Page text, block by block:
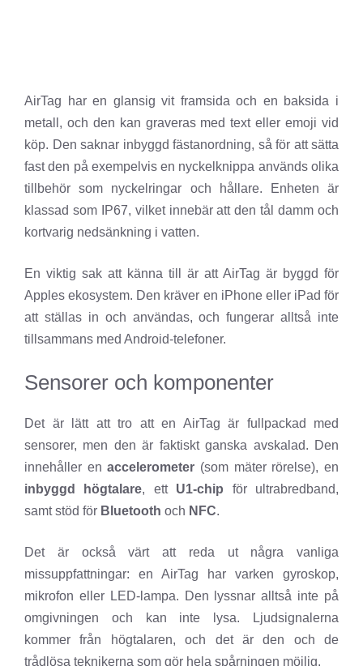
AirTag har en glansig vit framsida och en baksida i
metall, och den kan graveras med text eller emoji vid
köp. Den saknar inbyggd fästanordning, så för att sätta
fast den på exempelvis en nyckelknippa används olika
tillbehör som nyckelringar och hållare. Enheten är
klassad som IP67, vilket innebär att den tål damm och
kortvarig nedsänkning i vatten.
En viktig sak att känna till är att AirTag är byggd för
Apples ekosystem. Den kräver en iPhone eller iPad för
att ställas in och användas, och fungerar alltså inte
tillsammans med Android-telefoner.
Sensorer och komponenter
Det är lätt att tro att en AirTag är fullpackad med
sensorer, men den är faktiskt ganska avskalad. Den
innehåller enaccelerometer (som mäter rörelse), en
inbyggd högtalare, ett U1-chip för ultrabredband,
samt stöd för Bluetooth och NFC.
Det är också värt att reda ut några vanliga
missuppfattningar: en AirTag har varken gyroskop,
mikrofon eller LED-lampa. Den lyssnar alltså inte på
omgivningen och kan inte lysa. Ljudsignalerna
kommer från högtalaren, och det är den och de
trådlösa teknikerna som gör hela spårningen möjlig.